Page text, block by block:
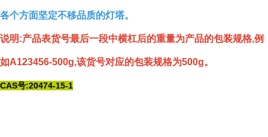
各个方面坚定不移品质的灯塔。
说明:产品表货号最后一段中横杠后的重量为产品的包装规格,例
如A123456-500g,该货号对应的包装规格为500g。
CAS号:20474-15-1